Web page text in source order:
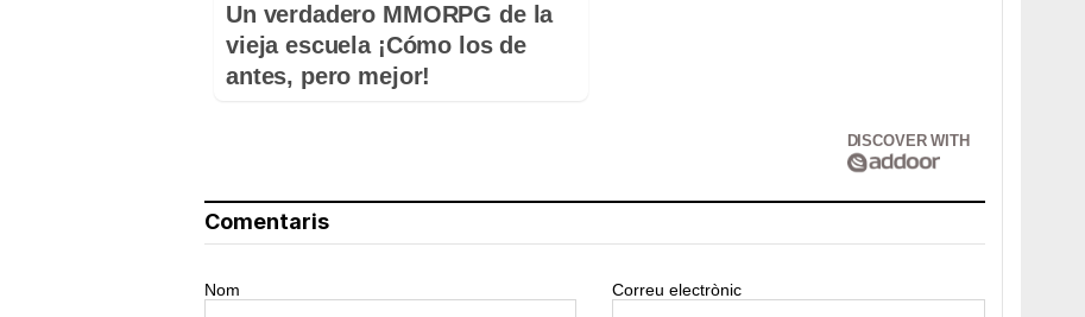
Un verdadero MMORPG de la
vieja escuela ¡Cómo los de
antes, pero mejor!
DISCOVER WITH
Comentaris
Nom Correu electrònic